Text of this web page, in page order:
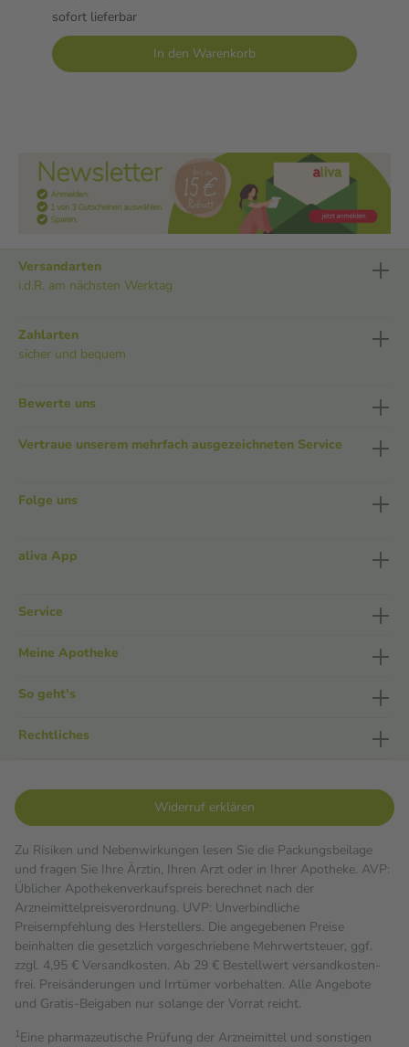
sofort lieferbar
In den Warenkorb
Versandarten
i.d.R. am nächsten Werktag
Zahlarten
sicher und bequem
Bewerte uns
Vertraue unserem mehrfach ausgezeichneten Service
Folge uns
aliva App
Service
Meine Apotheke
So geht's
Rechtliches
Widerruf erklären
Zu Risiken und Nebenwirkungen lesen Sie die Packungsbeilage
und fragen Sie Ihre Ärztin, Ihren Arzt oder in Ihrer Apotheke. AVP:
Üblicher Apothekenverkaufspreis berechnet nach der
Arzneimittelpreisverordnung. UVP: Unverbindliche
Preisempfehlung des Herstellers. Die angegebenen Preise
beinhalten die gesetzlich vorgeschriebene Mehrwertsteuer, ggf.
zzgl. 4,95 € Versandkosten. Ab 29 € Bestell­wert versand­kosten­
frei. Preisänderungen und Irrtümer vorbehalten. Alle Angebote
und Gratis-Beigaben nur solange der Vorrat reicht.
1Eine pharmazeutische Prüfung der Arzneimittel und sonstigen